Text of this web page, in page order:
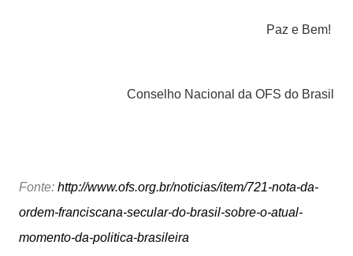
Paz e Bem!
Conselho Nacional da OFS do Brasil
Fonte: http://www.ofs.org.br/noticias/item/721-nota-da-
ordem-franciscana-secular-do-brasil-sobre-o-atual-
momento-da-politica-brasileira